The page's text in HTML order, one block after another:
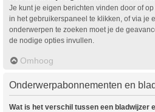
Je kunt je eigen berichten vinden door of
in het gebruikerspaneel te klikken, of via je
onderwerpen te zoeken moet je de
de nodige opties invullen.
Omhoog
Onderwerpabonnementen en
Wat is het verschil tussen een bladwijzer